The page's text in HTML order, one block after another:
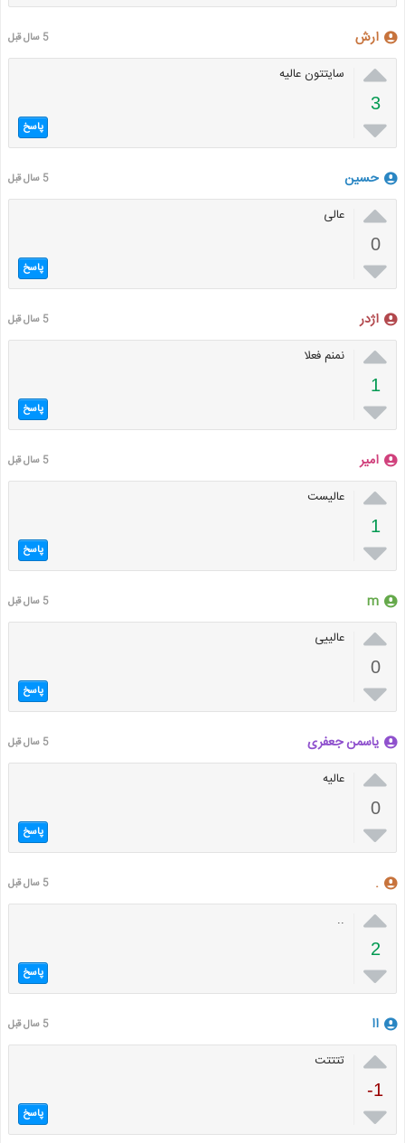
ارش 5 سال قبل

3

سایتتون عالیه
پاسخ
حسین 5 سال قبل

0

عالی
پاسخ
اژدر 5 سال قبل

1

نمنم فعلا
پاسخ
امیر 5 سال قبل

1

عالیست
پاسخ
m 5 سال قبل

0

عالییی
پاسخ
یاسمن جعفری 5 سال قبل

0

عالیه
پاسخ
. 5 سال قبل

2

..
پاسخ
اا 5 سال قبل

-1

تتتتت
پاسخ